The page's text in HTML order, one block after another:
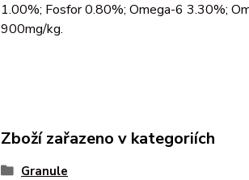
1.00%; Fosfor 0.80%; Omega-6 3.30%;
900mg/kg.
Zboží zařazeno v kategoriích
Granule